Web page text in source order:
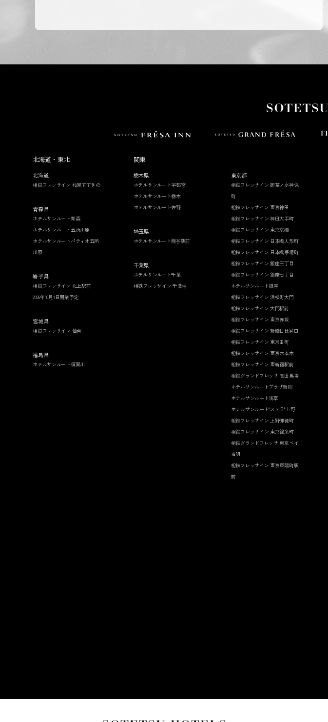
北海道・東北
北海道
相鉄フレッサイン 札幌すすきの
青森県
ホテルサンルート青森
ホテルサンルート五所川原
ホテルサンルートパティオ五所
川原
岩手県
相鉄フレッサイン 北上駅前
2026年10月1日開業予定
宮城県
相鉄フレッサイン 仙台
福島県
ホテルサンルート須賀川
関東
栃木県
ホテルサンルート宇都宮
ホテルサンルート栃木
ホテルサンルート佐野
埼玉県
ホテルサンルート熊谷駅前
千葉県
ホテルサンルート千葉
相鉄フレッサイン 千葉柏
東京都
相鉄フレッサイン 御茶ノ水神保
町
相鉄フレッサイン 東京神田
相鉄フレッサイン 神田大手町
相鉄フレッサイン 東京京橋
相鉄フレッサイン 日本橋人形町
相鉄フレッサイン 日本橋茅場町
相鉄フレッサイン 銀座三丁目
相鉄フレッサイン 銀座七丁目
ホテルサンルート銀座
相鉄フレッサイン 浜松町大門
相鉄フレッサイン 大門駅前
相鉄フレッサイン 東京赤坂
相鉄フレッサイン 新橋日比谷口
相鉄フレッサイン 東京田町
相鉄フレッサイン 東京六本木
相鉄フレッサイン 東新宿駅前
相鉄グランドフレッサ 高田馬場
ホテルサンルートプラザ新宿
ホテルサンルート浅草
ホテルサンルート"ステラ"上野
相鉄フレッサイン 上野御徒町
相鉄フレッサイン 東京錦糸町
相鉄グランドフレッサ 東京ベイ
有明
相鉄フレッサイン 東京東陽町駅
前